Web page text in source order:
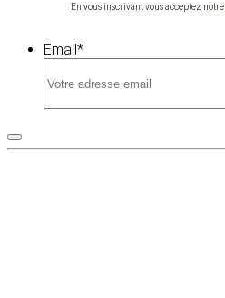
En vous inscrivant vous acceptez notre
Email*